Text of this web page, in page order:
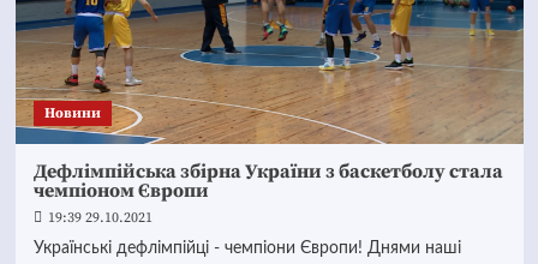
Новини
Дефлімпійська збірна України з баскетболу стала
чемпіоном Європи
19:39 29.10.2021
Українські дефлімпійці - чемпіони Європи! Днями наші